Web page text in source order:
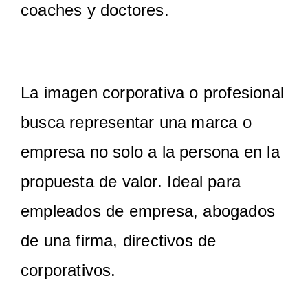
coaches y doctores.
La imagen corporativa o profesional
busca representar una marca o
empresa no solo a la persona en la
propuesta de valor. Ideal para
empleados de empresa, abogados
de una firma, directivos de
corporativos.